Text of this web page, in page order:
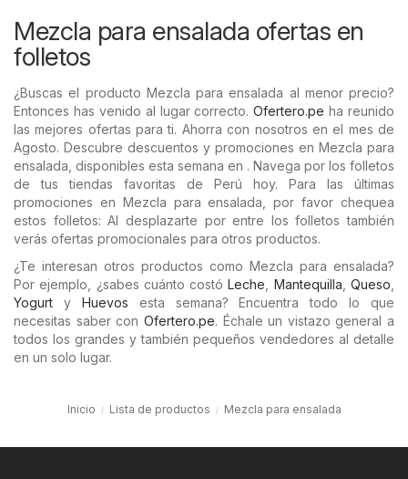
Mezcla para ensalada ofertas en
folletos
¿Buscas el producto Mezcla para ensalada al menor precio?
Entonces has venido al lugar correcto.Ofertero.pe ha reunido
las mejores ofertas para ti. Ahorra con nosotros en el mes de
Agosto. Descubre descuentos y promociones en Mezcla para
ensalada, disponibles esta semana en . Navega por los folletos
de tus tiendas favoritas de Perú hoy. Para las últimas
promociones en Mezcla para ensalada, por favor chequea
estos folletos: Al desplazarte por entre los folletos también
verás ofertas promocionales para otros productos.
¿Te interesan otros productos como Mezcla para ensalada?
Por ejemplo, ¿sabes cuánto costóLeche Mantequilla ,Queso
Yogurt y Huevos esta semana? Encuentra todo lo que
necesitas saber con Ofertero.pe. Échale un vistazo general a
todos los grandes y también pequeños vendedores al detalle
en un solo lugar.
Inicio Lista de productos Mezcla para ensalada